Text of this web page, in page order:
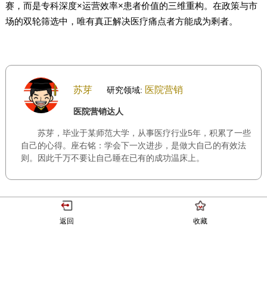
赛，而是专科深度×运营效率×患者价值的三维重构。在政策与市
场的双轮筛选中，唯有真正解决医疗痛点者方能成为剩者。
苏芽 研究领域: 医院营销
医院营销达人
苏芽，毕业于某师范大学，从事医疗行业5年，积累了一些
自己的心得。座右铭：学会下一次进步，是做大自己的有效法
则。因此千万不要让自己睡在已有的成功温床上。
返回 收藏